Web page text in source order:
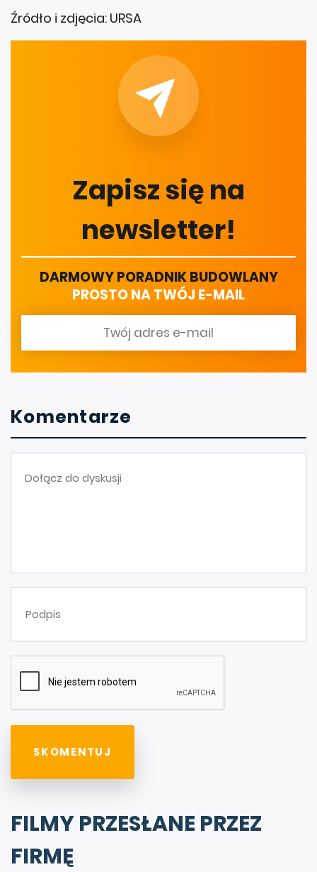
Źródło i zdjęcia: URSA
Zapisz się na
newsletter!
DARMOWY PORADNIK BUDOWLANY
PROSTO NA TWÓJ E-MAIL
Komentarze
FILMY PRZESŁANE PRZEZ
FIRMĘ